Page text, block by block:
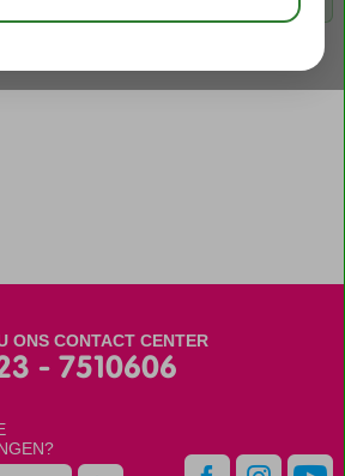
ONS CONTACT CENTER
- 7510606